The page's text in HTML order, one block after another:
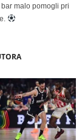
malo pomogli pri